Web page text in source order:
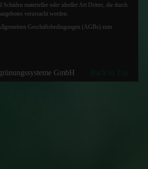
Schäden materieller oder ideeller Art Dritter, die durch
verursacht werden.
Geschäftsbedingungen (AGBs) zum
GmbH